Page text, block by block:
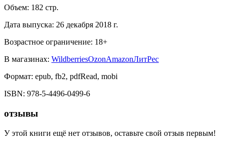
Объем: 182 стр.
Дата выпуска: 26 декабря 2018 г.
Возрастное ограничение: 18+
В магазинах: WildberriesOzonAmazonЛитРес
Формат: epub, fb2, pdfRead, mobi
ISBN: 978-5-4496-0499-6
отзывы
У этой книги ещё нет отзывов, оставьте свой отзыв первым!